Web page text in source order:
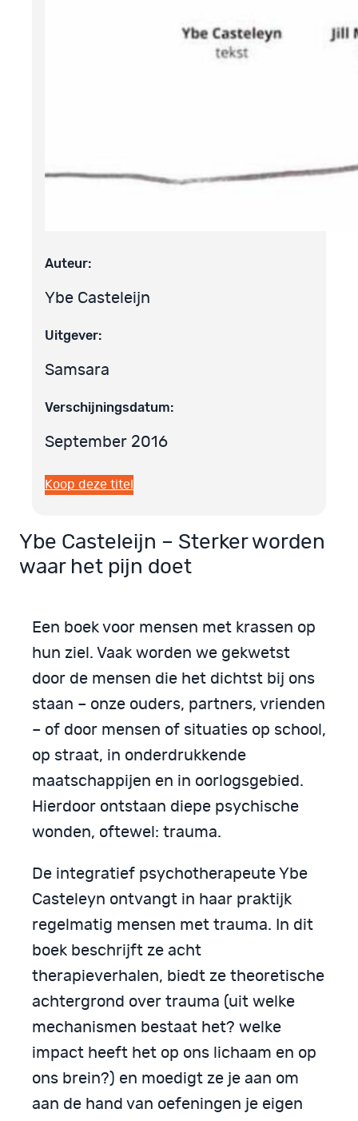
Auteur:
Ybe Casteleijn
Uitgever:
Samsara
Verschijningsdatum:
September 2016
Koop deze titel
Ybe Casteleijn – Sterker worden
waar het pijn doet
Een boek voor mensen met krassen op
hun ziel. Vaak worden we gekwetst
door de mensen die het dichtst bij ons
staan – onze ouders, partners, vrienden
– of door mensen of situaties op school,
op straat, in onderdrukkende
maatschappijen en in oorlogsgebied.
Hierdoor ontstaan diepe psychische
wonden, oftewel: trauma.
De integratief psychotherapeute Ybe
Casteleyn ontvangt in haar praktijk
regelmatig mensen met trauma. In dit
boek beschrijft ze acht
therapieverhalen, biedt ze theoretische
achtergrond over trauma (uit welke
mechanismen bestaat het? welke
impact heeft het op ons lichaam en op
ons brein?) en moedigt ze je aan om
aan de hand van oefeningen je eigen